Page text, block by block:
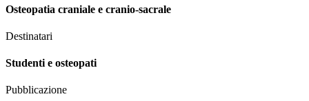
Osteopatia craniale e cranio-sacrale
Destinatari
Studenti e osteopati
Pubblicazione